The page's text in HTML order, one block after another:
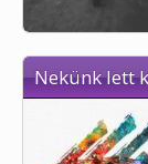
Nekünk lett